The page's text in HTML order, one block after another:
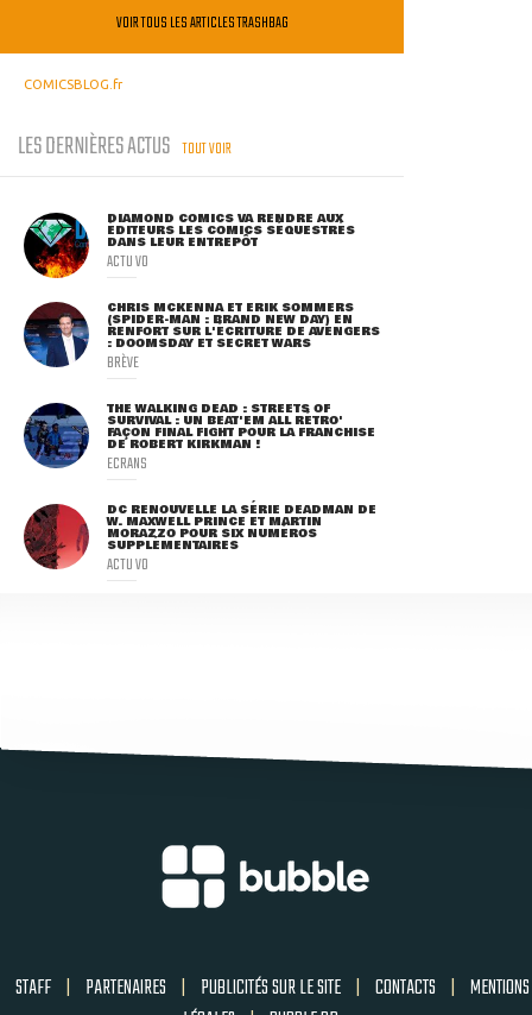
VOIR TOUS LES ARTICLES TRASHBAG
COMICSBLOG.fr
LES DERNIÈRES ACTUS TOUT VOIR
DIAMOND COMICS VA RENDRE AUX
ÉDITEURS LES COMICS SÉQUESTRÉS
DANS LEUR ENTREPÔT
ACTU VO
CHRIS MCKENNA ET ERIK SOMMERS
(SPIDER-MAN : BRAND NEW DAY) EN
RENFORT SUR L'ÉCRITURE DE AVENGERS
: DOOMSDAY ET SECRET WARS
BRÈVE
THE WALKING DEAD : STREETS OF
SURVIVAL : UN BEAT'EM ALL RÉTRO'
FAÇON FINAL FIGHT POUR LA FRANCHISE
DE ROBERT KIRKMAN !
ECRANS
DC RENOUVELLE LA SÉRIE DEADMAN DE
W. MAXWELL PRINCE ET MARTIN
MORAZZO POUR SIX NUMÉROS
SUPPLÉMENTAIRES
ACTU VO
STAFF | PARTENAIRES | PUBLICITÉS SUR LE SITE | CONTACTS | MENTIONS